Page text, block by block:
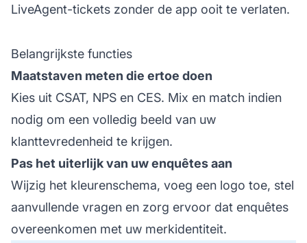
LiveAgent-tickets zonder de app ooit te verlaten.
Belangrijkste functies
Maatstaven meten die ertoe doen
Kies uit CSAT, NPS en CES. Mix en match indien
nodig om een volledig beeld van uw
klanttevredenheid te krijgen.
Pas het uiterlijk van uw enquêtes aan
Wijzig het kleurenschema, voeg een logo toe, stel
aanvullende vragen en zorg ervoor dat enquêtes
overeenkomen met uw merkidentiteit.